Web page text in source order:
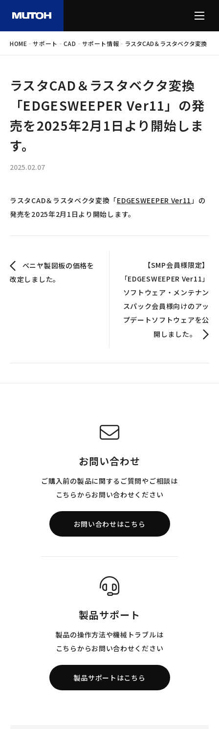
HOME -サポート - CAD - サポート情報 - ラスタCAD＆ラスタベクタ変換「
ラスタCAD＆ラスタベクタ変換
「EDGESWEEPER Ver11」の発
売を2025年2月1日より開始しま
す。
2025.02.07
ラスタCAD＆ラスタベクタ変換「EDGESWEEPER Ver11」の
発売を2025年2月1日より開始します。
ベニヤ製図板の価格を
改定しました。
【SMP会員様限定】
「EDGESWEEPER Ver11」
ソフトウェア・メンテナン
スパック会員様向けのアッ
プデートソフトウェアを公
開しました。
お問い合わせ
ご購入前の製品に関するご質問やご相談は
こちらからお問い合わせください
お問い合わせはこちら
製品サポート
製品の操作方法や機械トラブルは
こちらからお問い合わせください
製品サポートはこちら